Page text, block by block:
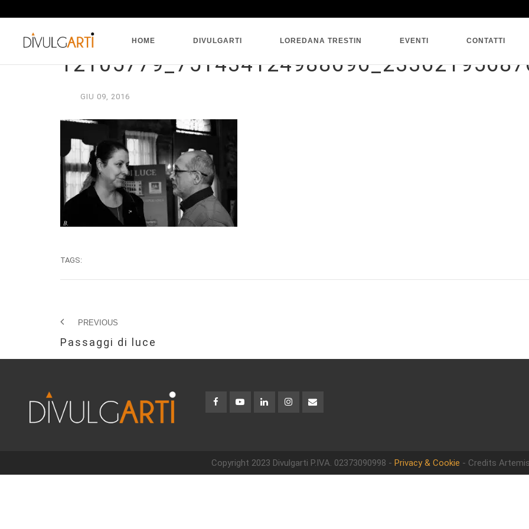
HOME DIVULGARTI LOREDANA TRESTIN EVENTI CONTATTI
SINGLE BLOG
GIU 09, 2016
TAGS:
PREVIOUS
Passaggi di luce
Copyright 2023 Divulgarti P.IVA. 02373090998 - Privacy & Cookie - Credits